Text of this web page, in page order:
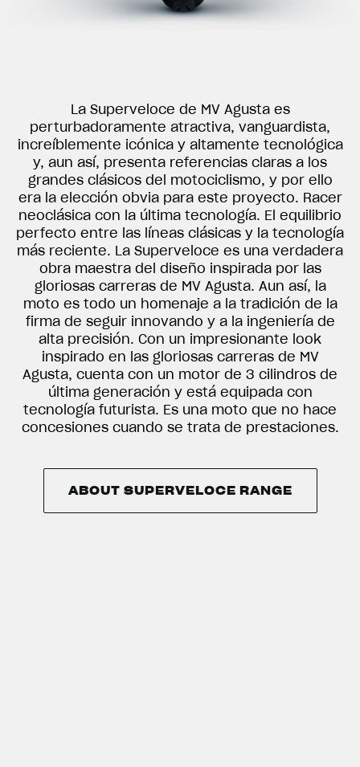
La Superveloce de MV Agusta es
perturbadoramente atractiva, vanguardista,
increíblemente icónica y altamente tecnológica
y, aun así, presenta referencias claras a los
grandes clásicos del motociclismo, y por ello
era la elección obvia para este proyecto. Racer
neoclásica con la última tecnología. El equilibrio
perfecto entre las líneas clásicas y la tecnología
más reciente. La Superveloce es una verdadera
obra maestra del diseño inspirada por las
gloriosas carreras de MV Agusta. Aun así, la
moto es todo un homenaje a la tradición de la
firma de seguir innovando y a la ingeniería de
alta precisión. Con un impresionante look
inspirado en las gloriosas carreras de MV
Agusta, cuenta con un motor de 3 cilindros de
última generación y está equipada con
tecnología futurista. Es una moto que no hace
concesiones cuando se trata de prestaciones.
ABOUT SUPERVELOCE RANGE